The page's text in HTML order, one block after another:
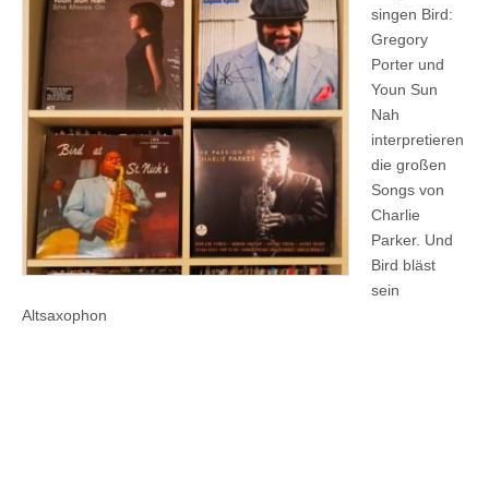
singen Bird:
Gregory
Porter und
Youn Sun
Nah
interpretieren
die großen
Songs von
Charlie
Parker. Und
Bird bläst
sein
Altsaxophon